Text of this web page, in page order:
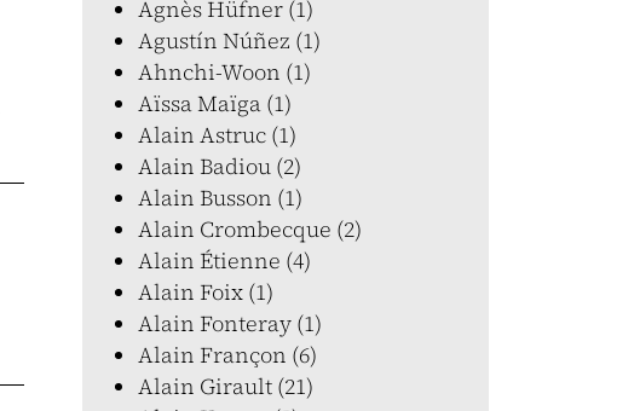
Agnès Hüfner (1)
Agustín Núñez (1)
Ahnchi-Woon (1)
Aïssa Maïga (1)
Alain Astruc (1)
Alain Badiou (2)
Alain Busson (1)
Alain Crombecque (2)
Alain Étienne (4)
Alain Foix (1)
Alain Fonteray (1)
Alain Françon (6)
Alain Girault (21)